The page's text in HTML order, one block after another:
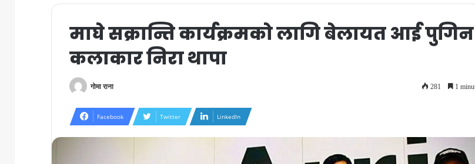
माघे सक्रान्ति कार्यक्रमको लागि बेलायत आई पुगिन
कलाकार निरा थापा
गोमा राना 281 1
Facebook Twitter LinkedIn